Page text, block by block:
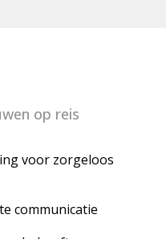
op reis
voor zorgeloos
communicatie